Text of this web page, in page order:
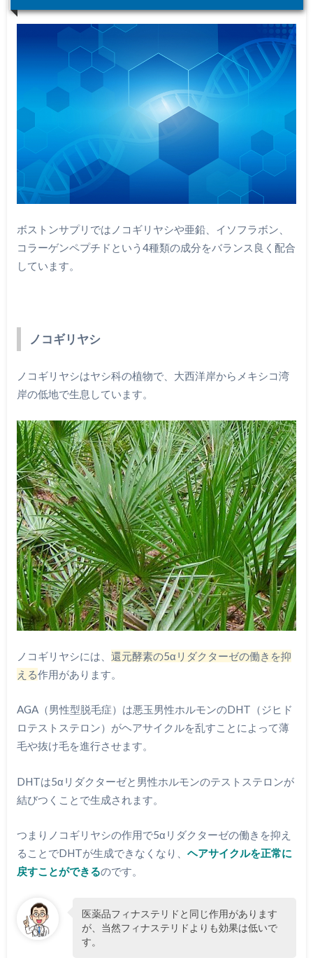
ボストンサプリではノコギリヤシや亜鉛、イソフラボン、
コラーゲンペプチドという4種類の成分をバランス良く配合
しています。
ノコギリヤシ
ノコギリヤシはヤシ科の植物で、大西洋岸からメキシコ湾
岸の低地で生息しています。
ノコギリヤシには、 還元酵素の5αリダクターゼの働きを抑
える作用があります。
AGA（男性型脱毛症）は悪玉男性ホルモンのDHT（ジヒド
ロテストステロン）がヘアサイクルを乱すことによって薄
毛や抜け毛を進行させます。
DHTは5αリダクターゼと男性ホルモンのテストステロンが
結びつくことで生成されます。
つまりノコギリヤシの作用で5αリダクターゼの働きを抑え
ることでDHTが生成できなくなり、 ヘアサイクルを正常に
戻すことができるのです。
医薬品フィナステリドと同じ作用があります
が、当然フィナステリドよりも効果は低いで
す。